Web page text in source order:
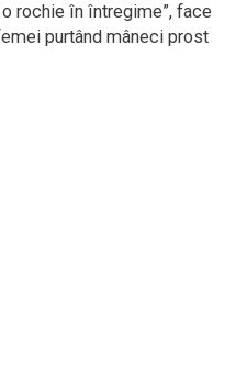
rochie în întregime”, face
purtând mâneci prost